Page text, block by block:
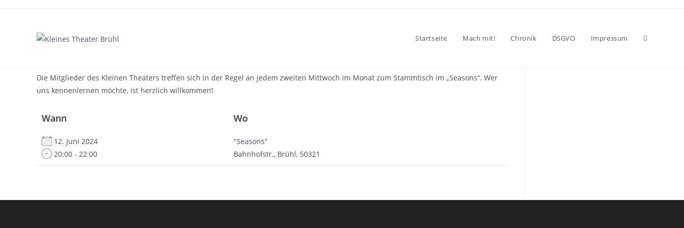
Startseite Mach mit! Chronik DSGVO Impressum Website-
Die Mitglieder des Kleinen Theaters treffen sich in der Regel an jedem zweiten Mittwoch im Monat zum Stammtisch im „Seasons“. Wer
uns kennenlernen möchte, ist herzlich willkommen!
Wann
12. Juni 2024
20:00 - 22:00
Wo
"Seasons"
Bahnhofstr., Brühl, 50321